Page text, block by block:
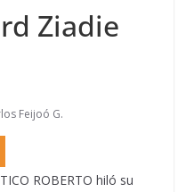
Ziadie
Feijoó G.
ROBERTO hiló su